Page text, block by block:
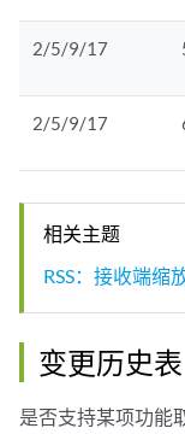
2/5/9/17
2/5/9/17
相关主题
RSS：接收端缩
变更历史表
是否支持某项功能